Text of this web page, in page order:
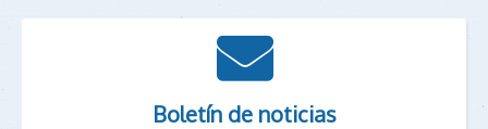
Boletín de noticias